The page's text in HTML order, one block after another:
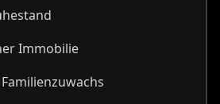
Immobilie